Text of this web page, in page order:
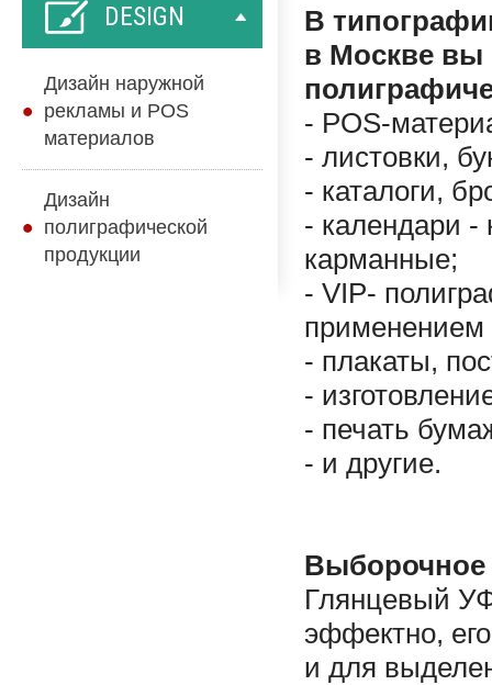
DESIGN
Дизайн наружной
рекламы и POS
материалов
Дизайн
полиграфической
продукции
В
в Москве вы
- POS-
- листовки,
- каталоги,
- календари -
карманные;
- VIP-
применением
- плакаты,
-
- печать
- и другие.
Выборочное
Глянцевый
эффектно,
и для